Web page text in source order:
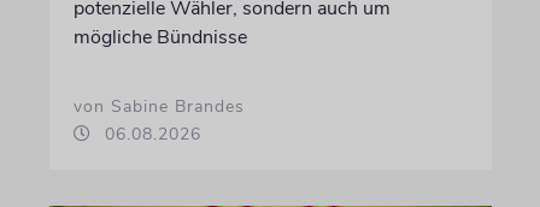
potenzielle Wähler, sondern auch um
mögliche Bündnisse
von Sabine Brandes
06.08.2026